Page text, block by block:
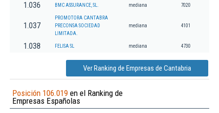
1.036 BMC ASSURANCE, SL. mediana 7020
1.037
PROMOTORA CANTABRA
PRECONSA SOCIEDAD
LIMITADA.
mediana 4101
1.038 FELISA SL mediana 4730
Ver Ranking de Empresas de Cantabria
Posición 106.019 en el Ranking de
Empresas Españolas